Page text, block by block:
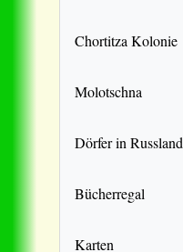
Chortitza Kolonie
Molotschna
Dörfer in Russland
Bücherregal
Karten